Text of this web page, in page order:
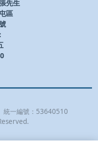
先生
區
統一編號： 53640510